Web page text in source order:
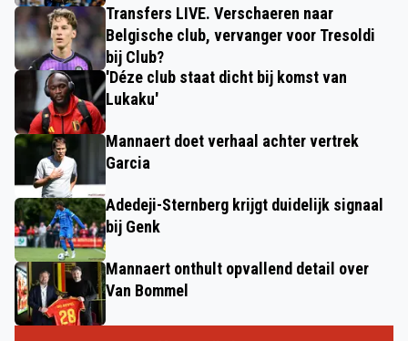
Transfers LIVE. Verschaeren naar
Belgische club, vervanger voor Tresoldi
bij Club?
'Déze club staat dicht bij komst van
Lukaku'
Mannaert doet verhaal achter vertrek
Garcia
Adedeji-Sternberg krijgt duidelijk signaal
bij Genk
Mannaert onthult opvallend detail over
Van Bommel